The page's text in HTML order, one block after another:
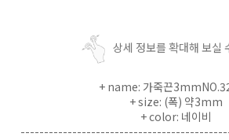
상세 정보를 확대해 보실
+ name: 가죽끈
+ size: (폭) 약3mm
+ color: 네이비